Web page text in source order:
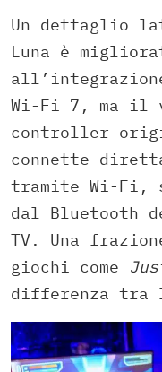
Un dettaglio
Luna è
Wi-Fi 7, ma il
controller
connette
tramite Wi-Fi,
dal Bluetooth
TV. Una
giochi come
differenza tra